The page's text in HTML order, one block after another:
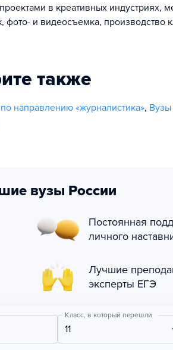
в креативных индустриях,
фото- и видеосъемка, производство
также
направлению «журналистика»,
вузы России
Постоянная
личного
Лучшие
эксперты ЕГЭ
Класс, в который перешли
11